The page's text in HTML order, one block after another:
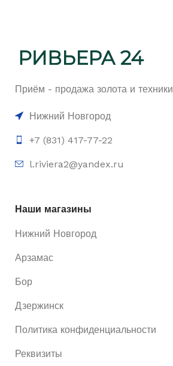
Приём - продажа золота и техники
Нижний Новгород
+7 (831) 417-77-22
l.riviera2@yandex.ru
Наши магазины
Нижний Новгород
Арзамас
Бор
Дзержинск
Политика конфиденциальности
Реквизиты